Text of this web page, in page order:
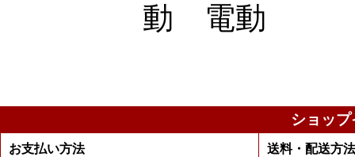
動 電動
ショッ
お支払い方法 送料・配送方